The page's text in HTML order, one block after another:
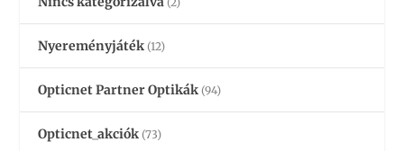
Nyereményjáték (12)
Opticnet Partner Optikák (94)
Opticnet_akciók (73)